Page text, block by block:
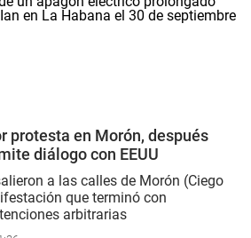
protesta en Morón, después
diálogo con EEUU
a las calles de Morón (Ciego
que terminó con
arbitrarias